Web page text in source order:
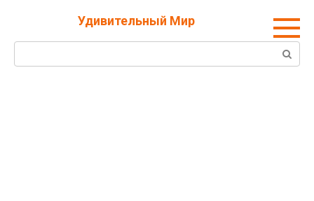
Удивительный Мир
Поиск: